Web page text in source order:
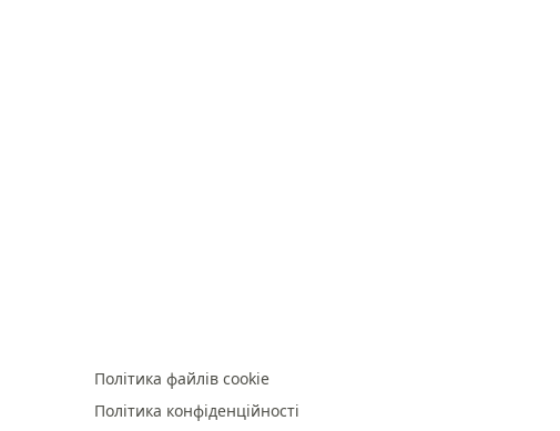
Політика файлів cookie
Політика конфіденційності